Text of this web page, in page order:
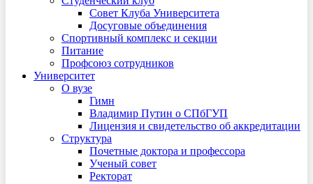
Совет Клуба Университета
Досуговые объединения
Спортивный комплекс и секции
Питание
Профсоюз сотрудников
Университет
О вузе
Гимн
Владимир Путин о СПбГУП
Лицензия и свидетельство об аккредитации
Структура
Почетные доктора и профессора
Ученый совет
Ректорат